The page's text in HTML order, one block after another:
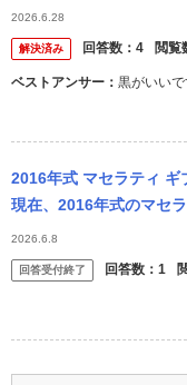
2026.6.28
解決済み 回答数： 4 閲覧
ベストアンサー： 黒がいいで
2016年式 マセラティ ギ
現在、2016年式のマセ
す。 経験者の方に聞き
居
2026.6.8
回答受付終了 回答数： 1